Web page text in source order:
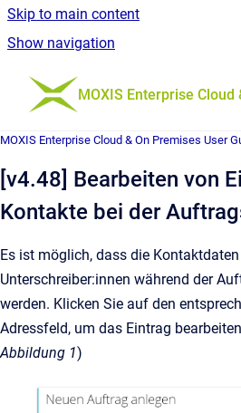
Skip to main content
Show navigation
Go to homepage
MOXIS Enterprise Cloud
MOXIS Enterprise Cloud & On Premises User
[v4.48] Bearbeiten von
Kontakte bei der
Es ist möglich, dass die
Unterschreiber:innen während der
werden. Klicken Sie auf den
Adressfeld, um das Eintrag
Abbildung 1)